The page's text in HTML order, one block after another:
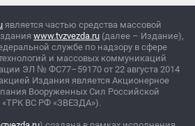
является частью средства массовой
www.tvzvezda.ru (далее – Издание),
службе по надзору в сфере
и массовых коммуникаций
ЭЛ № ФС77–59170 от 22 августа 2014
Издания является Акционерное
Вооруженных Сил Российской
ВС РФ «ЗВЕЗДА»).